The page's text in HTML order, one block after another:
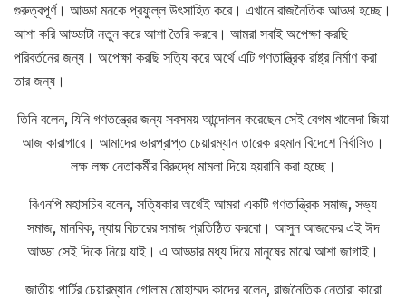
গুরুত্বপূর্ণ। আড্ডা মনকে প্রফুল্ল উৎসাহিত করে। এখানে রাজনৈতিক আড্ডা হচ্ছে।
আশা করি আড্ডাটা নতুন করে আশা তৈরি করবে। আমরা সবাই অপেক্ষা করছি
পরিবর্তনের জন্য। অপেক্ষা করছি সত্যি করে অর্থে এটি গণতান্ত্রিক রাষ্ট্র নির্মাণ করা
তার জন্য।
তিনি বলেন, যিনি গণতন্ত্রের জন্য সবসময় আন্দোলন করেছেন সেই বেগম খালেদা জিয়া
আজ কারাগারে। আমাদের ভারপ্রাপ্ত চেয়ারম্যান তারেক রহমান বিদেশে নির্বাসিত।
লক্ষ লক্ষ নেতাকর্মীর বিরুদ্ধে মামলা দিয়ে হয়রানি করা হচ্ছে।
বিএনপি মহাসচিব বলেন, সত্যিকার অর্থেই আমরা একটি গণতান্ত্রিক সমাজ, সভ্য
সমাজ, মানবিক, ন্যায় বিচারের সমাজ প্রতিষ্ঠিত করবো। আসুন আজকের এই ঈদ
আড্ডা সেই দিকে নিয়ে যাই। এ আড্ডার মধ্য দিয়ে মানুষের মাঝে আশা জাগাই।
জাতীয় পার্টির চেয়ারম্যান গোলাম মোহাম্মদ কাদের বলেন, রাজনৈতিক নেতারা কারো